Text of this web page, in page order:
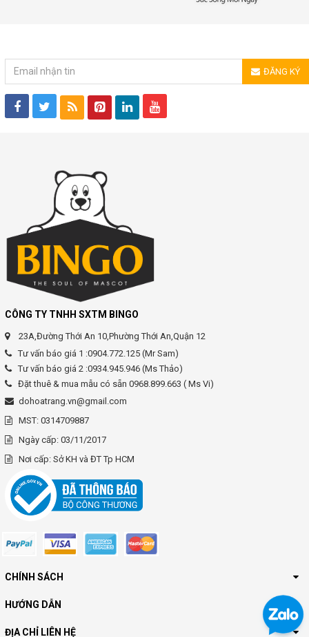
ĐĂNG KÝ
CÔNG TY TNHH SXTM BINGO
23A,Đường Thới An 10,Phường Thới An,Quận 12
Tư vấn báo giá 1 :0904.772.125 (Mr Sam)
Tư vấn báo giá 2 :0934.945.946 (Ms Thảo)
Đặt thuê & mua mẫu có sẵn 0968.899.663 ( Ms Vi)
dohoatrang.vn@gmail.com
MST: 0314709887
Ngày cấp: 03/11/2017
Nơi cấp: Sở KH và ĐT Tp HCM
CHÍNH SÁCH
HƯỚNG DẪN
ĐỊA CHỈ LIÊN HỆ